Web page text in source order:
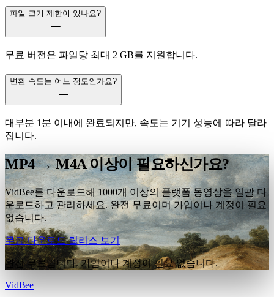
파일 크기 제한이 있나요?
무료 버전은 파일당 최대 2 GB를 지원합니다.
변환 속도는 어느 정도인가요?
대부분 1분 이내에 완료되지만, 속도는 기기 성능에 따라 달라
집니다.
MP4 → M4A 이상이 필요하신가요?
VidBee를 다운로드해 1000개 이상의 플랫폼 동영상을 일괄 다
운로드하고 관리하세요. 완전 무료이며 가입이나 계정이 필요
없습니다.
무료 다운로드릴리스 보기
완전 무료입니다. 가입이나 계정이 필요 없습니다.
VidBee